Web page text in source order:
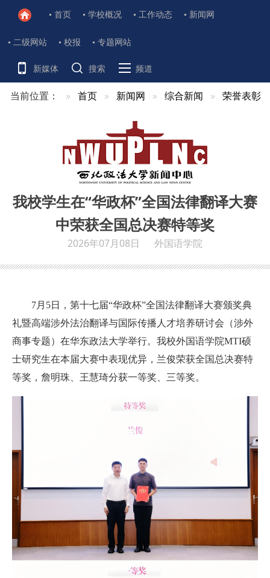
首页 学校概况 工作动态 新闻网
二级网站 校报 专题网站
新媒体 搜索 频道
当前位置： 首页 新闻网 综合新闻 荣誉表彰
我校学生在“华政杯”全国法律翻译大赛
中荣获全国总决赛特等奖
2026年07月08日 外国语学院
7月5日，第十七届“华政杯”全国法律翻译大赛颁奖典
礼暨高端涉外法治翻译与国际传播人才培养研讨会（涉外
商事专题）在华东政法大学举行。我校外国语学院MTI硕
士研究生在本届大赛中表现优异，兰俊荣获全国总决赛特
等奖，詹明珠、王慧琦分获一等奖、三等奖。